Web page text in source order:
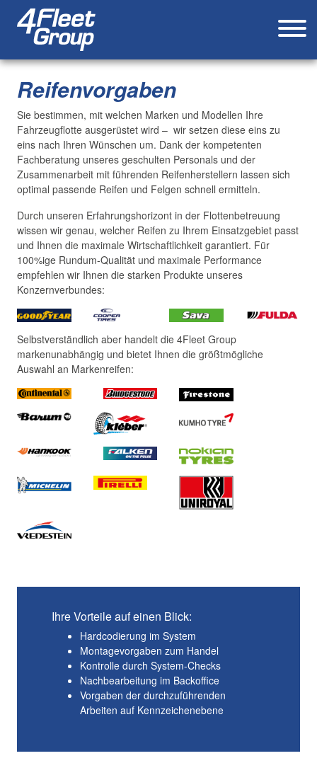
Reifenvorgaben
Sie bestimmen, mit welchen Marken und Modellen Ihre
Fahrzeugflotte ausgerüstet wird – wir setzen diese eins zu
eins nach Ihren Wünschen um. Dank der kompetenten
Fachberatung unseres geschulten Personals und der
Zusammenarbeit mit führenden Reifenherstellern lassen sich
optimal passende Reifen und Felgen schnell ermitteln.
Durch unseren Erfahrungshorizont in der Flottenbetreuung
wissen wir genau, welcher Reifen zu Ihrem Einsatzgebiet passt
und Ihnen die maximale Wirtschaftlichkeit garantiert. Für
100%ige Rundum-Qualität und maximale Performance
empfehlen wir Ihnen die starken Produkte unseres
Konzernverbundes:
Selbstverständlich aber handelt die 4Fleet Group
markenunabhängig und bietet Ihnen die größtmögliche
Auswahl an Markenreifen:
Ihre Vorteile auf einen Blick:
Hardcodierung im System
Montagevorgaben zum Handel
Kontrolle durch System-Checks
Nachbearbeitung im Backoffice
Vorgaben der durchzuführenden
Arbeiten auf Kennzeichenebene